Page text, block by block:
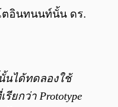
ตอินทนนท์นั้น ดร.
นได้ทดลองใช้
ยกว่า Prototype